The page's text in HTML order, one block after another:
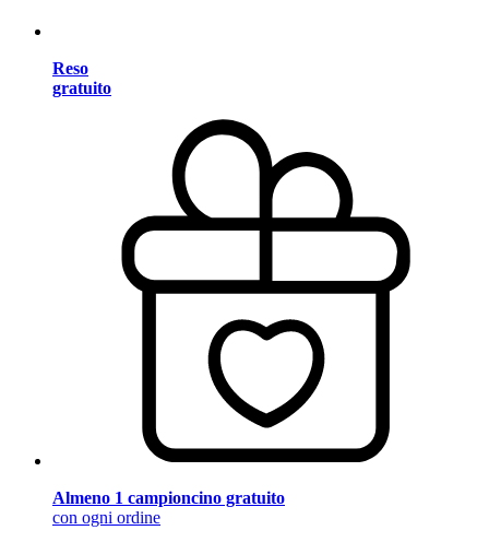
Reso
gratuito
Almeno 1 campioncino gratuito
con ogni ordine